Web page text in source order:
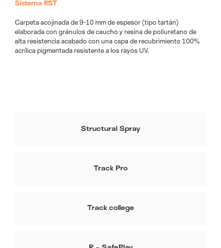
Sistema RST
Carpeta acojinada de 9-10 mm de espesor (tipo tartán)
elaborada con gránulos de caucho y resina de poliuretano de
alta resistencia acabado con una capa de recubrimiento 100%
acrílica pigmentada resistente a los rayos UV.
Structural Spray
Track Pro
Track college